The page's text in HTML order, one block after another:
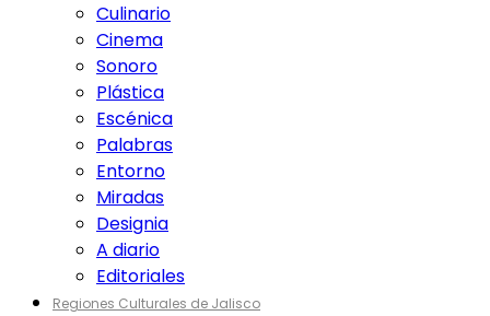
Culinario
Cinema
Sonoro
Plástica
Escénica
Palabras
Entorno
Miradas
Designia
A diario
Editoriales
Regiones Culturales de Jalisco